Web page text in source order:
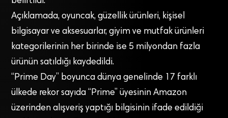
Açıklamada, oyuncak, güzellik ürünleri, kişisel
bilgisayar ve aksesuarlar, giyim ve mutfak ürünleri
kategorilerinin her birinde ise 5 milyondan fazla
ürünün satıldığı kaydedildi.
“Prime Day” boyunca dünya genelinde 17 farklı
ülkede rekor sayıda “Prime” üyesinin Amazon
üzerinden alışveriş yaptığı bilgisinin ifade edildiği